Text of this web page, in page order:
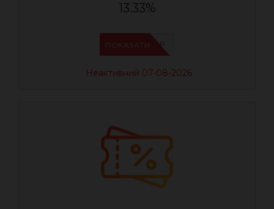
13.33%
IFP8NASP
ПОКАЗАТИ
Неактивний 07-08-2026